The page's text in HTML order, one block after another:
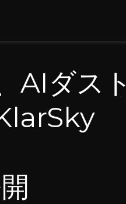
AIダスト